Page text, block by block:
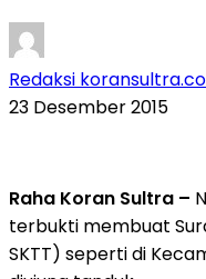
Redaksi
23 Desember 2015
Raha Koran Sultra –
terbukti membuat
SKTT) seperti di